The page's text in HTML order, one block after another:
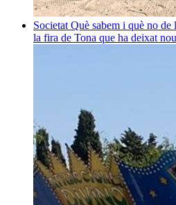
Societat Què sabem i què no de
la fira de Tona que ha deixat